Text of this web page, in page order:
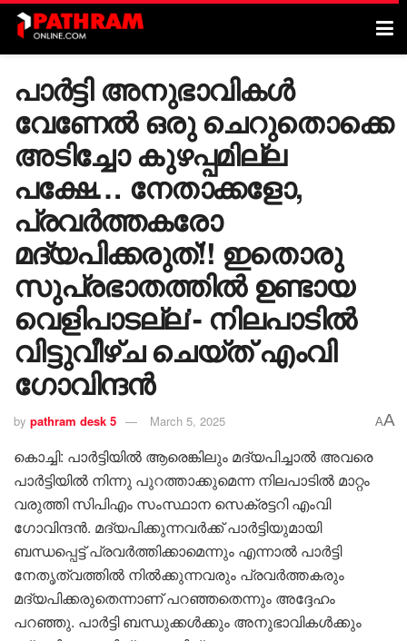
പാർട്ടി അനുഭാവികൾ
വേണേൽ ഒരു ചെറുതൊക്കെ
അടിച്ചോ കുഴപ്പമില്ല
പക്ഷേ… നേതാക്കളോ,
പ്രവർത്തകരോ
മദ്യപിക്കരുത്!! ഇതൊരു
സുപ്രഭാതത്തിൽ ഉണ്ടായ
വെളിപാടല്ല’- നിലപാടിൽ
വിട്ടുവീഴ്ച ചെയ്ത് എംവി ​
ഗോവിന്ദൻ
by pathram desk 5 March 5, 2025 AA
കൊച്ചി: പാർട്ടിയിൽ ആരെങ്കിലും മദ്യപിച്ചാൽ അവരെ
പാർട്ടിയിൽ നിന്നു പുറത്താക്കുമെന്ന നിലപാടിൽ മാറ്റം
വരുത്തി സിപിഎം സംസ്ഥാന സെക്രട്ടറി എംവി
ഗോവിന്ദൻ. മദ്യപിക്കുന്നവർക്ക് പാർട്ടിയുമായി
ബന്ധപ്പെട്ട് പ്രവർത്തിക്കാമെന്നും എന്നാൽ പാർട്ടി
നേതൃത്വത്തിൽ നിൽക്കുന്നവരും പ്രവർത്തകരും
മദ്യപിക്കരുതെന്നാണ് പറഞ്ഞതെന്നും അദ്ദേഹം
പറഞ്ഞു. പാർട്ടി ബന്ധുക്കൾക്കും അനുഭാവികൾക്കും